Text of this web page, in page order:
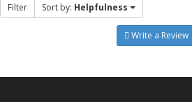
Filter Sort by: Helpfulness
Write a Review